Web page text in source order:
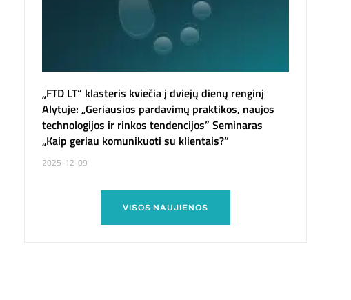
„FTD LT“ klasteris kviečia į dviejų dienų renginį
Alytuje: „Geriausios pardavimų praktikos, naujos
technologijos ir rinkos tendencijos” Seminaras
„Kaip geriau komunikuoti su klientais?“
2025-12-09
VISOS NAUJIENOS